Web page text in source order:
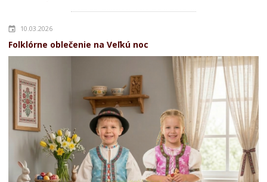
10.03.2026
Folklórne oblečenie na Veľkú noc